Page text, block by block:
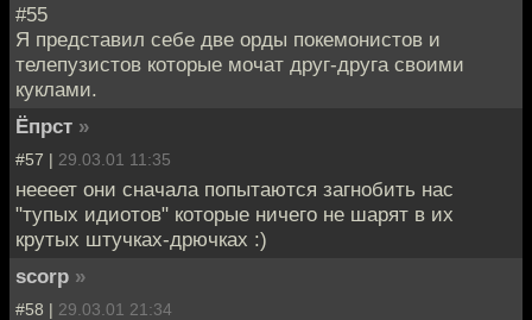
#55
Я представил себе две орды покемонистов и
телепузистов которые мочат друг-друга своими
куклами.
Ёпрст »
#57 | 29.03.01 11:35
неееет они сначала попытаются загнобить нас
"тупых идиотов" которые ничего не шарят в их
крутых штучках-дрючках :)
scorp »
#58 | 29.03.01 21:34